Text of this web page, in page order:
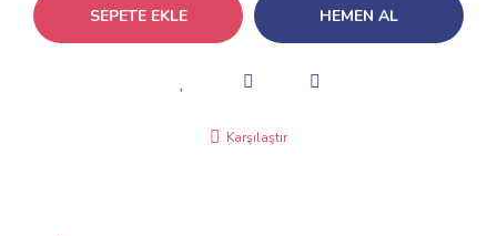
SEPETE EKLE HEMEN AL
Karşılaştır